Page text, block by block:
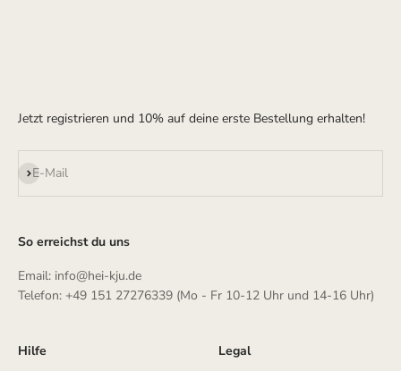
Jetzt registrieren und 10% auf deine erste Bestellung erhalten!
E-Mail
Abonnieren
So erreichst du uns
Email: info@hei-kju.de
Telefon: +49 151 27276339 (Mo - Fr 10-12 Uhr und 14-16 Uhr)
Hilfe Legal